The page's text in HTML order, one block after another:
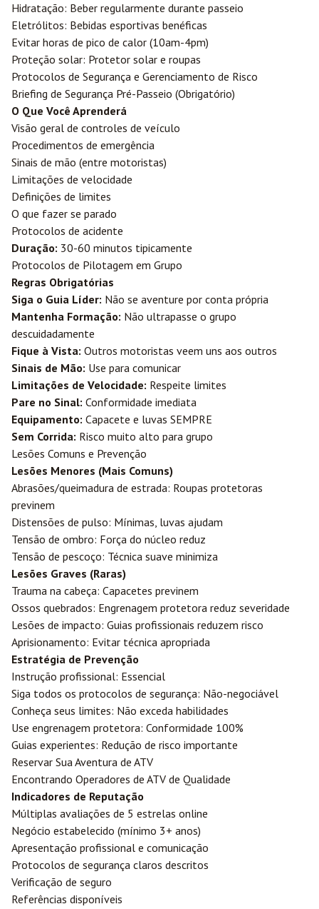
Hidratação: Beber regularmente durante passeio
Eletrólitos: Bebidas esportivas benéficas
Evitar horas de pico de calor (10am-4pm)
Proteção solar: Protetor solar e roupas
Protocolos de Segurança e Gerenciamento de Risco
Briefing de Segurança Pré-Passeio (Obrigatório)
O Que Você Aprenderá
Visão geral de controles de veículo
Procedimentos de emergência
Sinais de mão (entre motoristas)
Limitações de velocidade
Definições de limites
O que fazer se parado
Protocolos de acidente
Duração: 30-60 minutos tipicamente
Protocolos de Pilotagem em Grupo
Regras Obrigatórias
Siga o Guia Líder: Não se aventure por conta própria
Mantenha Formação: Não ultrapasse o grupo
descuidadamente
Fique à Vista: Outros motoristas veem uns aos outros
Sinais de Mão: Use para comunicar
Limitações de Velocidade: Respeite limites
Pare no Sinal: Conformidade imediata
Equipamento: Capacete e luvas SEMPRE
Sem Corrida: Risco muito alto para grupo
Lesões Comuns e Prevenção
Lesões Menores (Mais Comuns)
Abrasões/queimadura de estrada: Roupas protetoras
previnem
Distensões de pulso: Mínimas, luvas ajudam
Tensão de ombro: Força do núcleo reduz
Tensão de pescoço: Técnica suave minimiza
Lesões Graves (Raras)
Trauma na cabeça: Capacetes previnem
Ossos quebrados: Engrenagem protetora reduz severidade
Lesões de impacto: Guias profissionais reduzem risco
Aprisionamento: Evitar técnica apropriada
Estratégia de Prevenção
Instrução profissional: Essencial
Siga todos os protocolos de segurança: Não-negociável
Conheça seus limites: Não exceda habilidades
Use engrenagem protetora: Conformidade 100%
Guias experientes: Redução de risco importante
Reservar Sua Aventura de ATV
Encontrando Operadores de ATV de Qualidade
Indicadores de Reputação
Múltiplas avaliações de 5 estrelas online
Negócio estabelecido (mínimo 3+ anos)
Apresentação profissional e comunicação
Protocolos de segurança claros descritos
Verificação de seguro
Referências disponíveis